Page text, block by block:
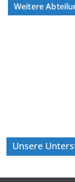
Weitere
Unsere